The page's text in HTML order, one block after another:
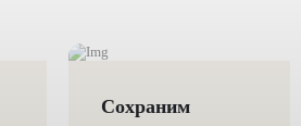
Сохраним